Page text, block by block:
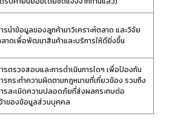
รนำข้อมูลของลูกค้ามาวิเคราะห์ตลาด และวิจัย
าดเพื่อพัฒนาสินค้าและบริการให้ดียิ่งขึ้น
รตรวจสอบและการดำเนินการใดๆ เพื่อป้องกัน
รกระทำความผิดตามกฎหมายที่เกี่ยวข้อง รวมถึง
รละเมิดความปลอดภัยที่ส่งผลกระทบต่อ
าของข้อมูลส่วนบุคคล